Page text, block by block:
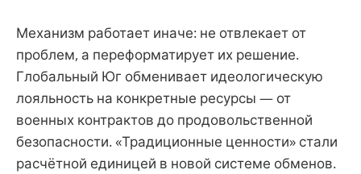
Механизм работает иначе: не отвлекает от
проблем, а переформатирует их решение.
Глобальный Юг обменивает идеологическую
лояльность на конкретные ресурсы — от
военных контрактов до продовольственной
безопасности. «Традиционные ценности» стали
расчётной единицей в новой системе обменов.